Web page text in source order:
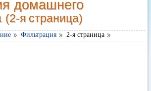
домашнего
(2-я страница)
Фильтрация 2-я страница